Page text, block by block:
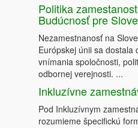
Politika
Budúcnosť pre
Nezamestnanosť na
Európskej únii sa dostala
vnímania spoločnosti,
odbornej verejnosti. ...
Inkluzívne
Pod Inkluzívnym
rozumieme špecifickú